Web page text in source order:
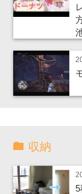
収納